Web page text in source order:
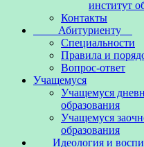
институт
Контакты
Абитуриенту
Специальности
Правила и
Вопрос-ответ
Учащемуся
Учащемуся
образования
Учащемуся
образования
Идеология и